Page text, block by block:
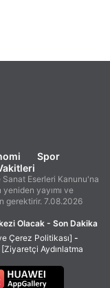
Spor
Sanat Eserleri Kanunu'na
yayımı ve
gerektirir. 7.08.2026
Olacak - Son Dakika
Çerez Politikası] -
[Ziyaretçi Aydınlatma